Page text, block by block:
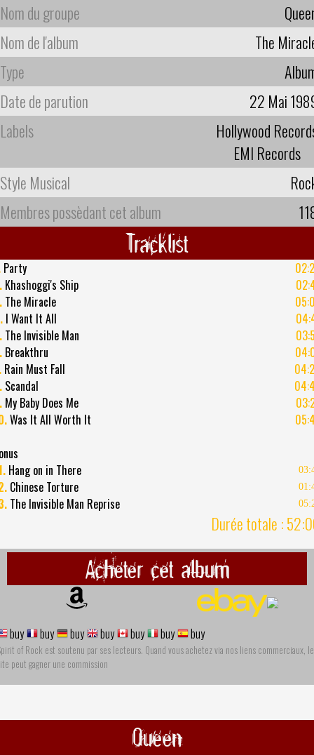
Nom du groupe
Nom de l'album
The
Type
Date de parution
22 Mai
Labels
Hollywood
EMI Records
Style Musical
Membres possèdant cet album
Tracklist
Party
Khashoggi's Ship
The Miracle
I Want It All
The Invisible Man
Breakthru
Rain Must Fall
Scandal
My Baby Does Me
Was It All Worth It
Hang on in There
Chinese Torture
The Invisible Man Reprise
Durée totale :
Acheter cet album
buy buy buy buy buy buy buy
of Rock est soutenu par ses lecteurs. Quand vous achetez via nos liens commerciaux, le
peut gagner une commission
Queen